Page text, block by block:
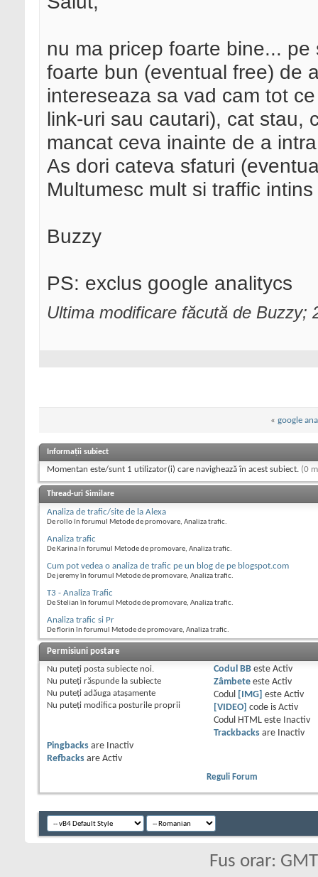
nu ma pricep foarte bine...
foarte bun (eventual free) de
intereseaza sa vad cam tot
link-uri sau cautari), cat stau,
mancat ceva inainte de a
As dori cateva sfaturi
Multumesc mult si traffic
Buzzy
PS: exclus google analitycs
Ultima modificare făcută de Buzzy;
« google
Informații subiect
Momentan este/sunt 1 utilizator(i) care navighează în acest subiect. (0
Thread-uri Similare
Analiza de trafic/site de la Alexa
De rollo în forumul Metode de promovare, Analiza trafic.
Analiza trafic
De Karina în forumul Metode de promovare, Analiza trafic.
Cum pot vedea o analiza de trafic pe un blog de pe blogspot.com
De jeremy în forumul Metode de promovare, Analiza trafic.
T3 - Analiza Trafic
De Stelian în forumul Metode de promovare, Analiza trafic.
Analiza trafic si Pr
De florin în forumul Metode de promovare, Analiza trafic.
Permisiuni postare
Nu puteţi posta subiecte noi.
Nu puteţi răspunde la subiecte
Nu puteţi adăuga ataşamente
Nu puteţi modifica posturile proprii
Codul BBeste Activ
Zâmbeteeste Activ
Codul
[IMG] este Activ
[VIDEO]
code is Activ
Codul HTML este
Inactiv
Trackbacksare
Inactiv
Pingbacks are
Inactiv
Refbacks are Activ
Reguli Forum
Fus orar: